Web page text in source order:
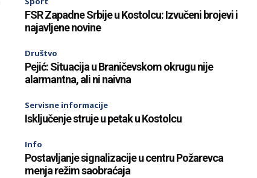
FSR Zapadne Srbije u Kostolcu: Izvučeni brojevi i
najavljene novine
Društvo
Pejić: Situacija u Braničevskom okrugu nije
alarmantna, ali ni naivna
Servisne informacije
Isključenje struje u petak u Kostolcu
Info
Postavljanje signalizacije u centru Požarevca
menja režim saobraćaja